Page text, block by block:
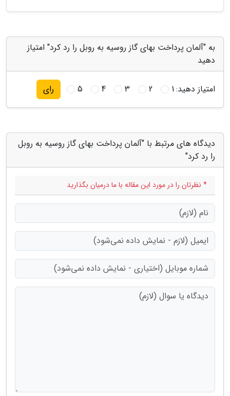
به "آلمان پرداخت بهای گاز روسیه به روبل را رد کرد" امتیاز
دهید
امتیاز دهید:1
2
3
4
5 رای
دیدگاه های مرتبط با "آلمان پرداخت بهای گاز روسیه به روبل
را رد کرد"
* نظرتان را در مورد این مقاله با ما درمیان بگذارید